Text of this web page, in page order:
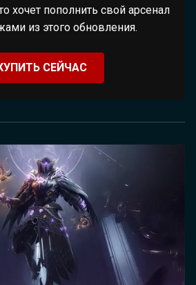
хочет пополнить свой арсенал
из этого обновления.
СЕЙЧАС